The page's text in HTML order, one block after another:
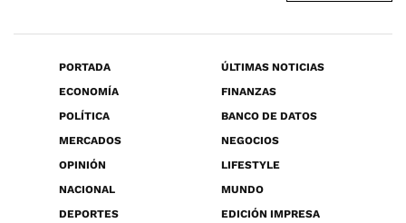
PORTADA
ÚLTIMAS NOTICIAS
ECONOMÍA
FINANZAS
POLÍTICA
BANCO DE DATOS
MERCADOS
NEGOCIOS
OPINIÓN
LIFESTYLE
NACIONAL
MUNDO
DEPORTES
EDICIÓN IMPRESA